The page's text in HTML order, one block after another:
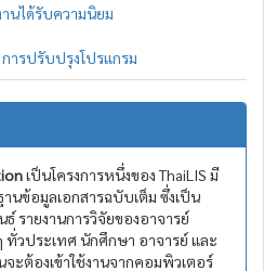
นได้รับความนิยม
การปรับปรุงโปรแกรม
เป็นโครงการหนึ่งของ ThaiLIS มี
นข้อมูลเอกสารฉบับเต็ม ซึ่งเป็น
รายงานการวิจัยของอาจารย์
ทั่วประเทศ นักศึกษา อาจารย์ และ
ะต้องเข้าใช้งานจากคอมพิวเตอร์